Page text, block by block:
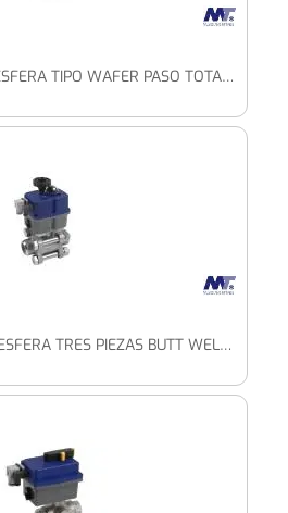
53291031 VÁLVULA ESFERA TIPO WAFER PASO TOTAL CON PLETINA ISO CON ACTUADOR BAJO VOLTAJE
53291020 VÁLVULA ESFERA TRES PIEZAS BUTT WELD PASO TOTAL CON PLETINA ISO Y ACTUADOR ELÉCTRICO BAJO VOLTAJE